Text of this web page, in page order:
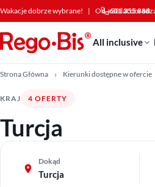
Przejdź do treści
Wakacje dobrze wybrane! | Od +30 lat
601 355 888
All inclusive
Strona Główna Kierunki dostępne w ofercie
KRAJ 4 OFERTY
Turcja
Dokąd
Turcja